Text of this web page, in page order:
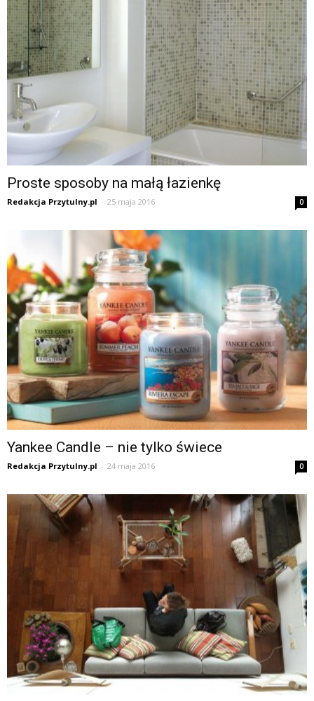
Proste sposoby na małą łazienkę
Redakcja Przytulny.pl - 25 maja 2016 0
Yankee Candle – nie tylko świece
Redakcja Przytulny.pl - 24 maja 2016 0